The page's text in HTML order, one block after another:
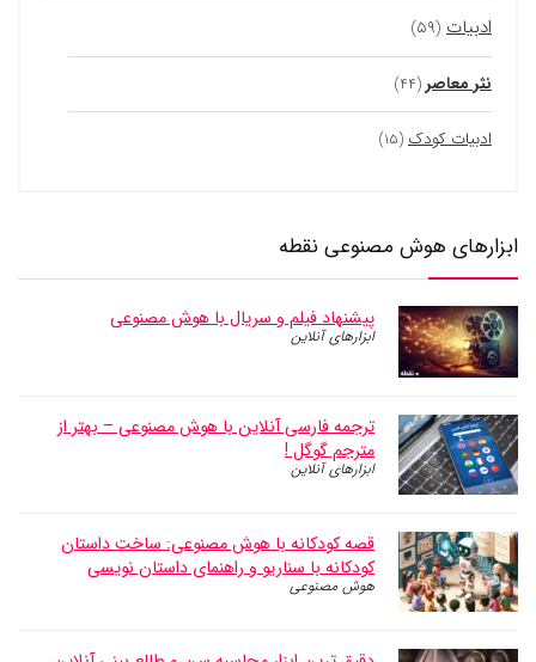
ادبیات (۵۹)
نثر معاصر (۴۴)
ادبیات کودک (۱۵)
ابزارهای هوش مصنوعی نقطه
پیشنهاد فیلم و سریال با هوش مصنوعی
ابزارهای آنلاین
ترجمه فارسی آنلاین با هوش مصنوعی – بهتر از
مترجم گوگل !
ابزارهای آنلاین
قصه کودکانه با هوش مصنوعی: ساخت داستان
کودکانه با سناریو و راهنمای داستان نویسی
هوش مصنوعی